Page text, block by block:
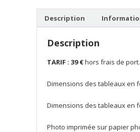
Description
Description
TARIF : 39 €hors frais de port.
Dimensions des tableaux en
Dimensions des tableaux en
Photo imprimée sur papier